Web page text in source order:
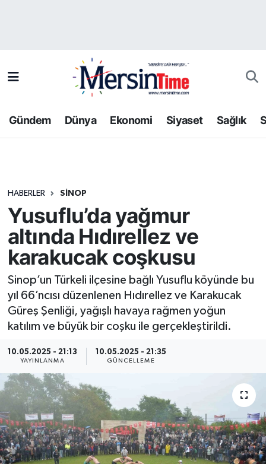
Gündem Dünya Ekonomi Siyaset Sağlık
HABERLER SINOP
Yusuflu’da yağmur
altında Hıdırellez ve
karakucak coşkusu
Sinop’un Türkeli ilçesine bağlı Yusuflu köyünde bu
yıl 66’ncısı düzenlenen Hıdırellez ve Karakucak
Güreş Şenliği, yağışlı havaya rağmen yoğun
katılım ve büyük bir coşku ile gerçekleştirildi.
10.05.2025 - 21:13
YAYINLANMA
10.05.2025 - 21:35
GÜNCELLEME
Bilim-Teknoloji
Dünya
Ekonomi
Gündem
Kültür-Sanat
Resmi İlan
Sağlık
Siyaset
Spor
Yaşam
Trafik Durumu
Tüm Manşetler
Haber Arşivi